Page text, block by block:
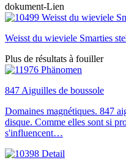
dokument-Lien
Weisst du wieviele Smarties
Plus de résultats à fouiller
847 Aiguilles de boussole
Domaines magnétiques. 847
disque. Comme elles sont si
s'influencent…